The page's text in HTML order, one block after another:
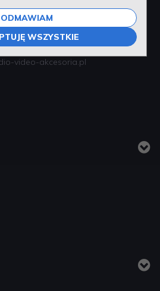
video-akcesoria.pl
ODMAWIAM
WSZYSTKIE